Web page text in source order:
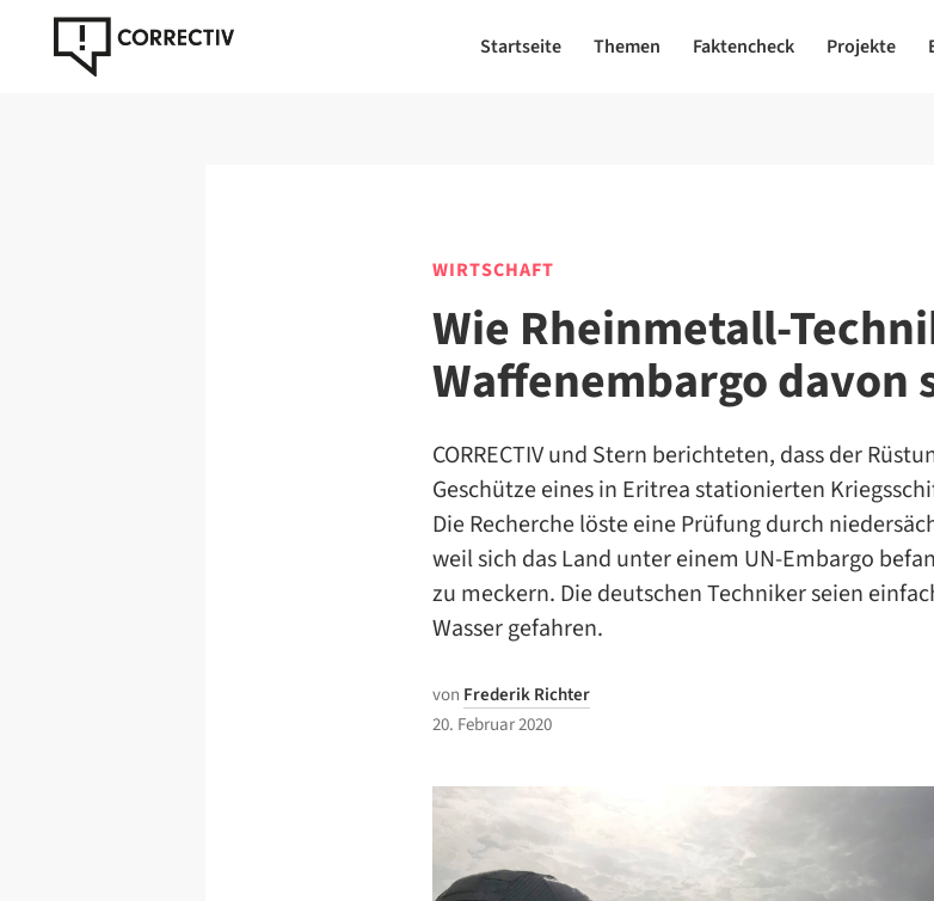
Startseite Themen Faktencheck Projekte
WIRTSCHAFT
Wie Rheinmetall-
Waffenembargo davon
CORRECTIV und Stern berichteten, dass der
Geschütze eines in Eritrea stationierten
Die Recherche löste eine Prüfung durch
weil sich das Land unter einem UN-Embargo
zu meckern. Die deutschen Techniker seien
Wasser gefahren.
von Frederik Richter
20. Februar 2020